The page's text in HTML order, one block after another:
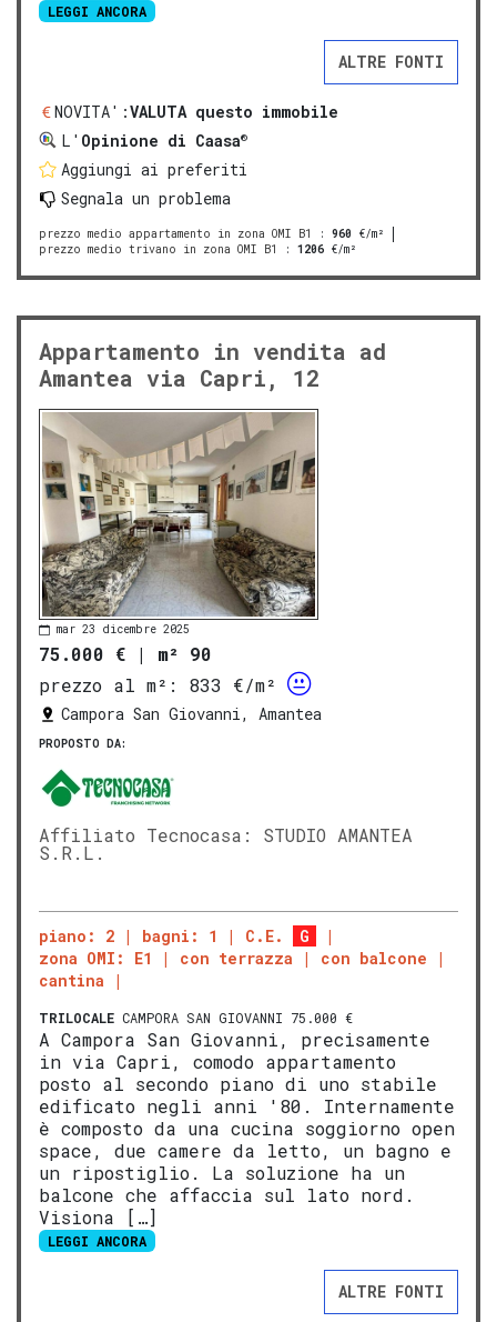
LEGGI ANCORA
ALTRE FONTI
NOVITA':VALUTA questo immobile
L' Opinione di Caasa®
Aggiungi ai preferiti
Segnala un problema
prezzo medio appartamento in zona OMI B1 : 960 €/m²
prezzo medio trivano in zona OMI B1
: 1206 €/m²
Appartamento in vendita ad
Amantea via Capri, 12
mar 23 dicembre 2025
75.000 € | m² 90
prezzo al m²:
833 €/m²
Campora San Giovanni, Amantea
PROPOSTO DA:
Affiliato Tecnocasa: STUDIO AMANTEA
S.R.L.
piano: 2 bagni: 1 C.E.
G
zona OMI: E1
con terrazza
con balcone
cantina
TRILOCALE CAMPORA SAN GIOVANNI 75.000 €
A Campora San Giovanni, precisamente
in via Capri, comodo appartamento
posto al secondo piano di uno stabile
edificato negli anni '80. Internamente
è composto da una cucina soggiorno open
space, due camere da letto, un bagno e
un ripostiglio. La soluzione ha un
balcone che affaccia sul lato nord.
Visiona […]
LEGGI ANCORA
ALTRE FONTI